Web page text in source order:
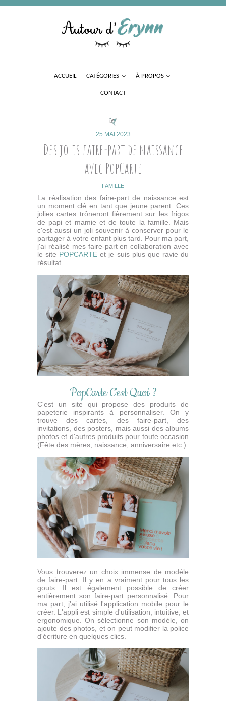
CATÉGORIES
25 MAI 2023
Des jolis faire-part de naissance
avec PopCarte
FAMILLE
La réalisation des faire-part de naissance est
un moment clé en tant que jeune parent. Ces
jolies cartes trôneront fièrement sur les frigos
de papi et mamie et de toute la famille. Mais
c'est aussi un joli souvenir à conserver pour le
partager à votre enfant plus tard. Pour ma part,
j'ai réalisé mes faire-part en collaboration avec
le site POPCARTEet je suis plus que ravie du
résultat.
PopCarte C'est Quoi ?
C'est un site qui propose des produits de
papeterie inspirants à personnaliser. On y
trouve des cartes, des faire-part, des
invitations, des posters, mais aussi des albums
photos et d'autres produits pour toute occasion
(Fête des mères, naissance, anniversaire etc.).
Vous trouverez un choix immense de modèle
de faire-part. Il y en a vraiment pour tous les
gouts. Il est également possible de créer
entièrement son faire-part personnalisé. Pour
ma part, j'ai utilisé l'application mobile pour le
créer. L'appli est simple d'utilisation, intuitive, et
ergonomique. On sélectionne son modèle, on
ajoute des photos, et on peut modifier la police
d'écriture en quelques clics.